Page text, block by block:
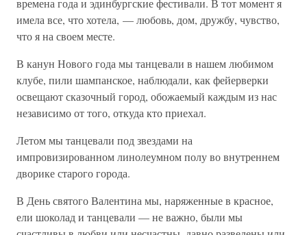
времена года и эдинбургские фестивали. В тот момент я
имела все, что хотела, — любовь, дом, дружбу, чувство,
что я на своем месте.
В канун Нового года мы танцевали в нашем любимом
клубе, пили шампанское, наблюдали, как фейерверки
освещают сказочный город, обожаемый каждым из нас
независимо от того, откуда кто приехал.
Летом мы танцевали под звездами на
импровизированном линолеумном полу во внутреннем
дворике старого города.
В День святого Валентина мы, наряженные в красное,
ели шоколад и танцевали — не важно, были мы